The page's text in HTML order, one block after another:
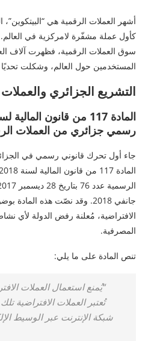
كأول عملة مشفّرة لامركزية في
سوق العملات الرقمية، فظهرت آلاف
المستخدمين حول العالم، وشكلت تحديًا
التشريع الجزائري
رسمي جزائري من العملات
جاء أول تحرك قانوني رسمي في
جانفي 2018. وقد نصّت هذه
الافتراضية، مُعلنة رفض الدولة لأي
المصرفية.
تنص المادة على ما يلي:
“يُمنع استعمال العملات
تُعتبر العملات الافتراضية
شبكة الإنترنت عبر الوسيط